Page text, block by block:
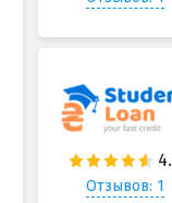
Отзывов: 1